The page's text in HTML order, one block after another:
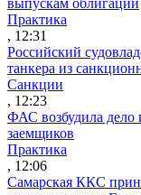
Практика
, 12:31
Российский
танкера из
Санкции
, 12:23
ФАС возбудила дело
заемщиков
Практика
, 12:06
Самарская ККС